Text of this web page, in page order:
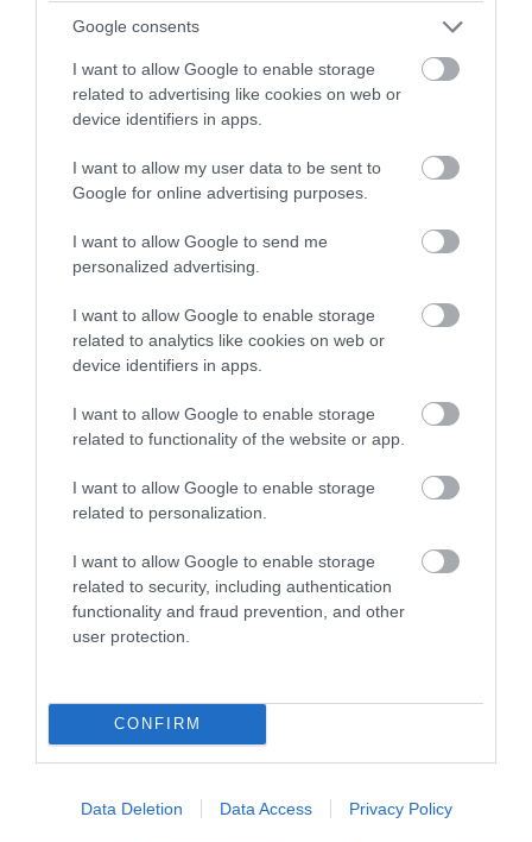
Google consents
I want to allow Google to enable storage
related to advertising like cookies on web or
device identifiers in apps.
I want to allow my user data to be sent to
Google for online advertising purposes.
I want to allow Google to send me
personalized advertising.
I want to allow Google to enable storage
related to analytics like cookies on web or
device identifiers in apps.
I want to allow Google to enable storage
related to functionality of the website or app.
I want to allow Google to enable storage
related to personalization.
I want to allow Google to enable storage
related to security, including authentication
functionality and fraud prevention, and other
user protection.
CONFIRM
Data Deletion Data Access Privacy Policy
Συντάξεις: Αυξάνονται από την 1η
Ιανουαρίου 2027 – Τέλος η προσωπική
διαφορά για 670.000 δικαιούχους
PRONEWS.GR /ΕΛΛΗΝΙΚΗ ΟΙΚΟΝΟΜΙΑ
«Τουρισμός για Όλους 2026-2027»: Ποιοι
μπορούν να κάνουν αίτηση σήμερα για το
voucher έως 600 ευρώ
06.08.2026 | 08:59